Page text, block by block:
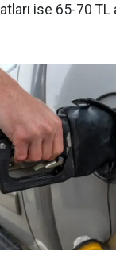
ise 65-70 TL